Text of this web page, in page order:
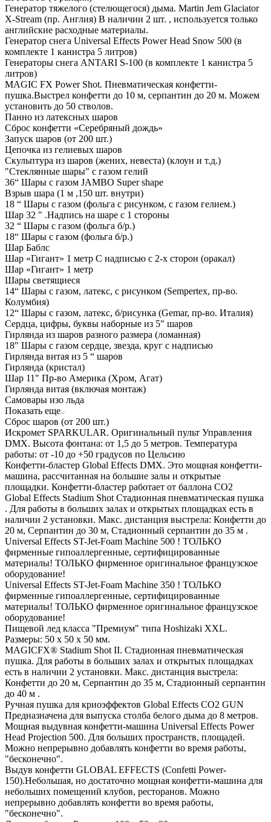
Генератор тяжелого (стелющегося) дыма. Martin Jem Glaciator
X-Stream (пр. Англия) В наличии 2 шт. , используется только
английские расходные материалы.
Генератор снега Universal Effects Power Head Snow 500 (в
комплекте 1 канистра 5 литров)
Генераторы снега ANTARI S-100 (в комплекте 1 канистра 5
литров)
MAGIC FX Power Shot. Пневматическая конфетти-
пушка.Выстрел конфетти до 10 м, серпантин до 20 м. Можем
установить до 50 стволов.
Панно из латексных шаров
Сброс конфетти «Серебряный дождь»
Запуск шаров (от 200 шт.)
Цепочка из гелиевых шаров
Скульптура из шаров (жених, невеста) (клоун и т.д.)
"Стеклянные шары" с газом гелий
36“ Шары с газом JAMBO Super shape
Взрыв шара (1 м ,150 шт. внутри)
18 “ Шары с газом (фольга с рисунком, с газом гелием.)
Шар 32 " .Надпись на шаре с 1 стороны
32 “ Шары с газом (фольга б/р.)
18“ Шары с газом (фольга б/р.)
Шар Баблс
Шар «Гигант» 1 метр С надписью с 2-х сторон (оракал)
Шар «Гигант» 1 метр
Шары светящиеся
14“ Шары с газом, латекс, с рисунком (Sempertex, пр-во.
Колумбия)
12“ Шары с газом, латекс, б/рисунка (Gemar, пр-во. Италия)
Сердца, цифры, буквы наборные из 5" шаров
Гирлянда из шаров разного размера (ломанная)
18" Шары с газом сердце, звезда, круг с надписью
Гирлянда витая из 5 “ шаров
Гирлянда (кристал)
Шар 11" Пр-во Америка (Хром, Агат)
Гирлянда витая (включая монтаж)
Самовары изо льда
Показать еще
Сброс шаров (от 200 шт.)
Искромет SPARKULAR. Оригинальный пульт Управления
DMX. Высота фонтана: от 1,5 до 5 метров. Температура
работы: от -10 до +50 градусов по Цельсию
Конфетти-бластер Global Effects DMX. Это мощная конфетти-
машина, рассчитанная на большие залы и открытые
площадки. Конфетти-бластер работает от баллона СО2
Global Effects Stadium Shot Стадионная пневматическая пушка
. Для работы в больших залах и открытых площадках есть в
наличии 2 установки. Макс. дистанция выстрела: Конфетти до
20 м, Серпантин до 30 м, Стадионный серпантин до 35 м .
Universal Effects ST-Jet-Foam Machine 500 ! ТОЛЬКО
фирменные гипоаллергенные, сертифицированные
материалы! ТОЛЬКО фирменное оригинальное французское
оборудование!
Universal Effects ST-Jet-Foam Machine 350 ! ТОЛЬКО
фирменные гипоаллергенные, сертифицированные
материалы! ТОЛЬКО фирменное оригинальное французское
оборудование!
Пищевой лед класса "Премиум" типа Hoshizaki XXL.
Размеры: 50 х 50 х 50 мм.
MAGICFX® Stadium Shot II. Стадионная пневматическая
пушка. Для работы в больших залах и открытых площадках
есть в наличии 2 установки. Макс. дистанция выстрела:
Конфетти до 20 м, Серпантин до 35 м, Стадионный серпантин
до 40 м .
Ручная пушка для криоэффектов Global Effects CO2 GUN
Предназначена для выпуска столба белого дыма до 8 метров.
Мощная выдувная конфетти-машина Universal Effects Power
Head Projection 500. Для больших пространств, площадей.
Можно непрерывно добавлять конфетти во время работы,
"бесконечно".
Выдув конфетти GLOBAL EFFECTS (Confetti Power-
150).Небольшая, но достаточно мощная конфетти-машина для
небольших помещений клубов, ресторанов. Можно
непрерывно добавлять конфетти во время работы,
"бесконечно".